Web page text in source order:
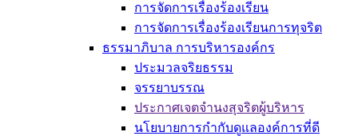
การจัดการเรื่องร้องเรียน
การจัดการเรื่องร้องเรียนการทุจริต
ธรรมาภิบาล การบริหารองค์กร
ประมวลจริยธรรม
จรรยาบรรณ
ประกาศเจตจำนงสุจริตผู้บริหาร
นโยบายการกำกับดูแลองค์การที่ดี